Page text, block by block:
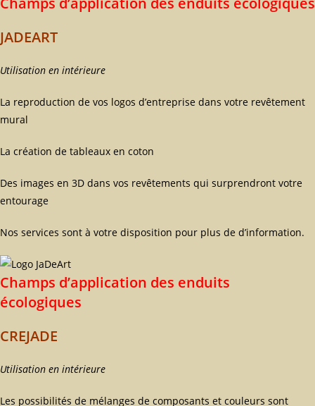
JADEART
Utilisation en intérieure
La reproduction de vos logos d’entreprise dans votre revêtement
mural
La création de tableaux en coton
Des images en 3D dans vos revêtements qui surprendront votre
entourage
Nos services sont à votre disposition pour plus de d’information.
Champs d’application des enduits
écologiques
CREJADE
Utilisation en intérieure
Les possibilités de mélanges de composants et couleurs sont